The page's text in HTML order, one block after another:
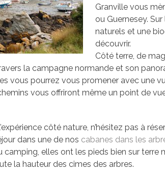
Granville vous
ou Guernesey.
naturels et une
découvrir.
Côté terre, de
la campagne normande et son
vous pourrez vous promener avec une
vous offriront même un point de
côté nature, n’hésitez pas à
dans une de nos cabanes dans les
camping, elles ont les pieds bien sur terre
la hauteur des cimes des arbres.